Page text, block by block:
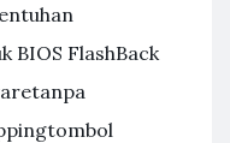
BIOS FlashBack